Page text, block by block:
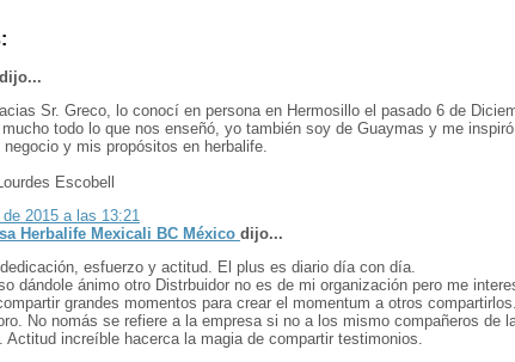
Sr. Greco, lo conocí en persona en Hermosillo el pasado 6 de
todo lo que nos enseñó, yo también soy de Guaymas y me
negocio y mis propósitos en herbalife.
Escobell
2015 a las 13:21
Herbalife Mexicali BC México dijo...
esfuerzo y actitud. El plus es diario día con día.
dándole ánimo otro Distrbuidor no es de mi organización pero me
grandes momentos para crear el momentum a otros
No nomás se refiere a la empresa si no a los mismo compañeros de
Actitud increíble hacerca la magia de compartir testimonios.